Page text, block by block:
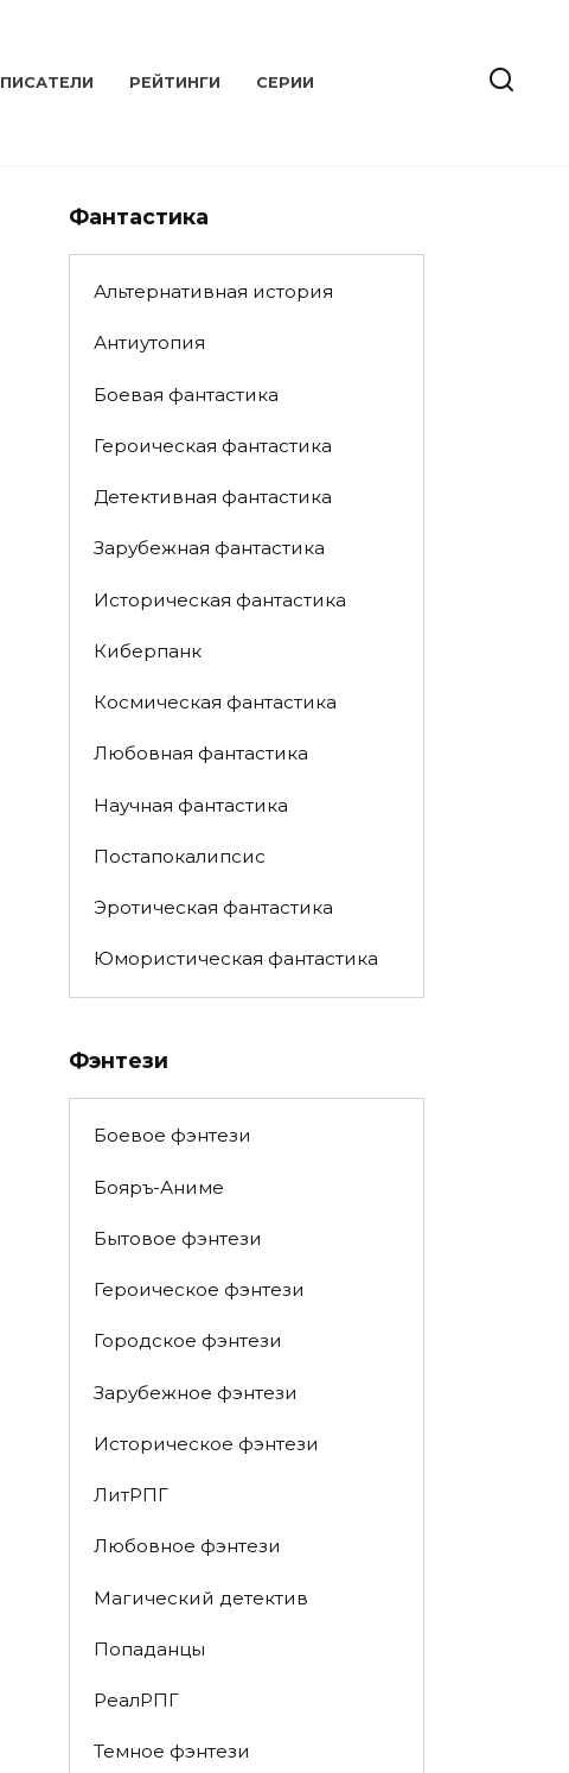
ПИСАТЕЛИ РЕЙТИНГИ СЕРИИ
Фантастика
Альтернативная история
Антиутопия
Боевая фантастика
Героическая фантастика
Детективная фантастика
Зарубежная фантастика
Историческая фантастика
Киберпанк
Космическая фантастика
Любовная фантастика
Научная фантастика
Постапокалипсис
Эротическая фантастика
Юмористическая фантастика
Фэнтези
Боевое фэнтези
Бояръ-Аниме
Бытовое фэнтези
Героическое фэнтези
Городское фэнтези
Зарубежное фэнтези
Историческое фэнтези
ЛитРПГ
Любовное фэнтези
Магический детектив
Попаданцы
РеалРПГ
Темное фэнтези